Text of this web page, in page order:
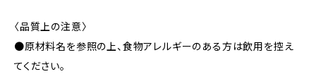
〈品質上の注意〉
●原材料名を参照の上、食物アレルギーのある方は飲用を控え
てください。